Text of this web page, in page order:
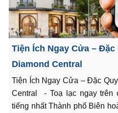
Tiện Ích Ngay Cửa – Đặc
Diamond Central
Tiện Ích Ngay Cửa – Đặc
Central - Toạ lạc ngay trên
tiếng nhất Thành phố Biên